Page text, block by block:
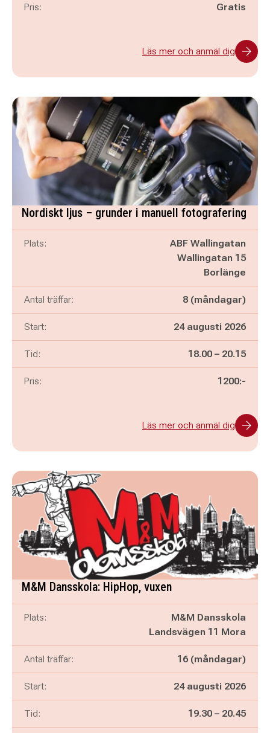
Pris: Gratis
Läs mer och anmäl dig
Nordiskt ljus – grunder i manuell fotografering
Plats:
ABF Wallingatan
Wallingatan 15
Borlänge
Antal träffar: 8 (måndagar)
Start: 24 augusti 2026
Tid: Pågår mellan
18.00 – och
20.15
Pris: 1200:-
Läs mer och anmäl dig
M&M Dansskola: HipHop, vuxen
Plats:
M&M Dansskola
Landsvägen 11 Mora
Antal träffar: 16 (måndagar)
Start: 24 augusti 2026
Tid: Pågår mellan
19.30 – och
20.45